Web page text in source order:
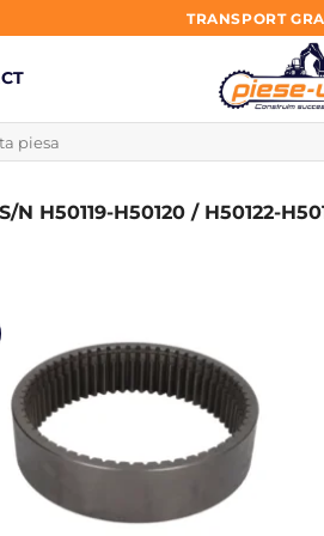
TRANSPORT
H50119-H50120 / H50122-